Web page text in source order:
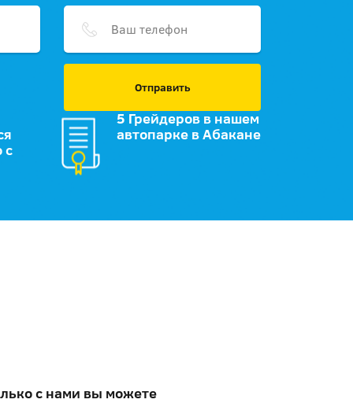
Отправить
с
5 Грейдеров в нашем
автопарке в Абакане
с нами вы можете